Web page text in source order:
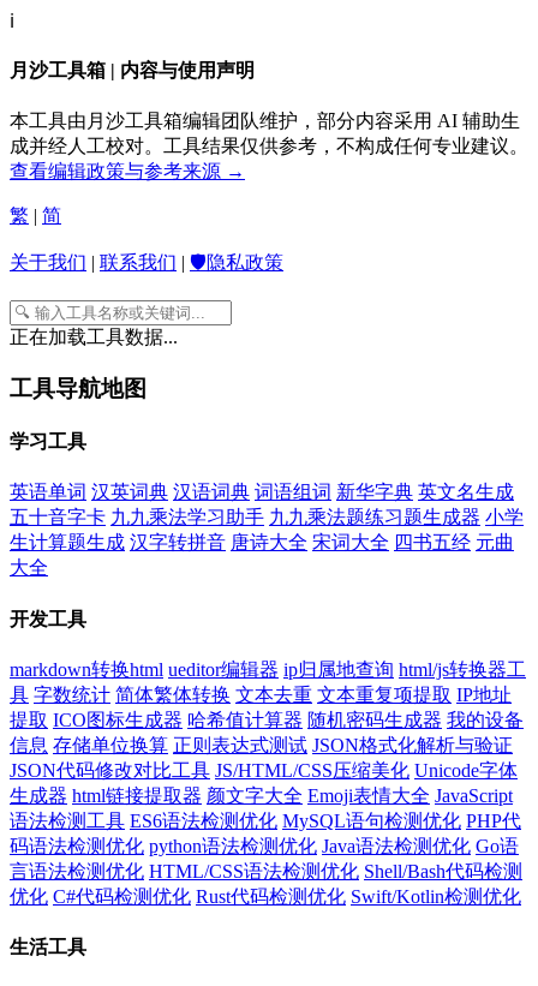
ℹ️
月沙工具箱 | 内容与使用声明
本工具由月沙工具箱编辑团队维护，部分内容采用 AI 辅助生
成并经人工校对。工具结果仅供参考，不构成任何专业建议。
查看编辑政策与参考来源 →
繁 | 简
关于我们 | 联系我们 | 🛡️隐私政策
正在加载工具数据...
工具导航地图
学习工具
英语单词 汉英词典 汉语词典 词语组词 新华字典 英文名生成
五十音字卡 九九乘法学习助手 九九乘法题练习题生成器 小学
生计算题生成 汉字转拼音 唐诗大全 宋词大全 四书五经 元曲
大全
开发工具
markdown转换html ueditor编辑器 ip归属地查询 html/js转换器工
具 字数统计 简体繁体转换 文本去重 文本重复项提取 IP地址
提取 ICO图标生成器 哈希值计算器 随机密码生成器 我的设备
信息 存储单位换算 正则表达式测试 JSON格式化解析与验证
JSON代码修改对比工具 JS/HTML/CSS压缩美化 Unicode字体
生成器 html链接提取器 颜文字大全 Emoji表情大全 JavaScript
语法检测工具 ES6语法检测优化 MySQL语句检测优化 PHP代
码语法检测优化 python语法检测优化 Java语法检测优化 Go语
言语法检测优化 HTML/CSS语法检测优化 Shell/Bash代码检测
优化 C#代码检测优化 Rust代码检测优化 Swift/Kotlin检测优化
生活工具